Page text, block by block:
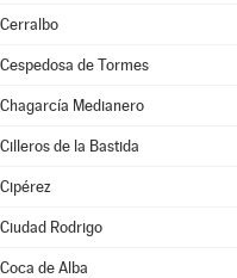
Cerralbo
Cespedosa de Tormes
Chagarcía Medianero
Cilleros de la Bastida
Cipérez
Ciudad Rodrigo
Coca de Alba